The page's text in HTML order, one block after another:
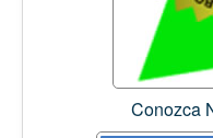
Conozca